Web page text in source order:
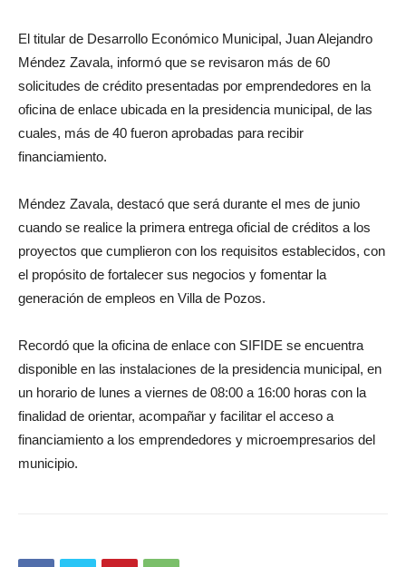
El titular de Desarrollo Económico Municipal, Juan Alejandro
Méndez Zavala, informó que se revisaron más de 60
solicitudes de crédito presentadas por emprendedores en la
oficina de enlace ubicada en la presidencia municipal, de las
cuales, más de 40 fueron aprobadas para recibir
financiamiento.
Méndez Zavala, destacó que será durante el mes de junio
cuando se realice la primera entrega oficial de créditos a los
proyectos que cumplieron con los requisitos establecidos, con
el propósito de fortalecer sus negocios y fomentar la
generación de empleos en Villa de Pozos.
Recordó que la oficina de enlace con SIFIDE se encuentra
disponible en las instalaciones de la presidencia municipal, en
un horario de lunes a viernes de 08:00 a 16:00 horas con la
finalidad de orientar, acompañar y facilitar el acceso a
financiamiento a los emprendedores y microempresarios del
municipio.